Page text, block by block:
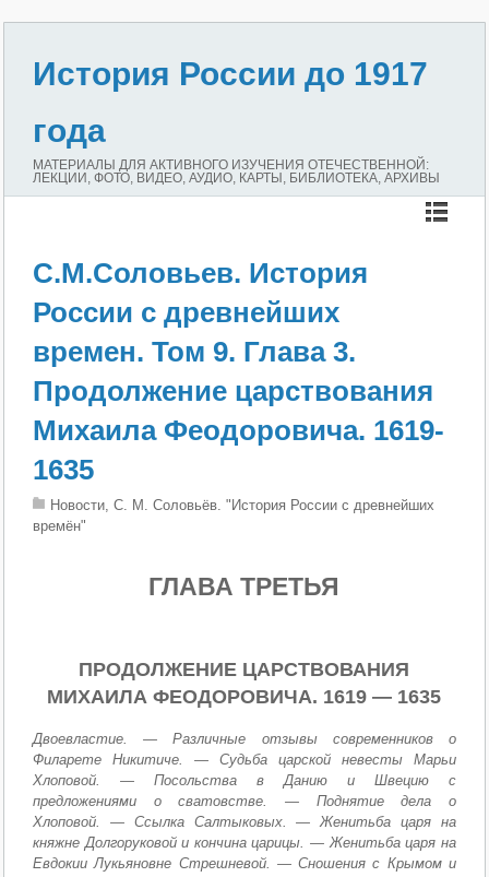
История России до 1917
года
МАТЕРИАЛЫ ДЛЯ АКТИВНОГО ИЗУЧЕНИЯ ОТЕЧЕСТВЕННОЙ:
ЛЕКЦИИ, ФОТО, ВИДЕО, АУДИО, КАРТЫ, БИБЛИОТЕКА, АРХИВЫ
С.М.Соловьев. История
России с древнейших
времен. Том 9. Глава 3.
Продолжение царствования
Михаила Феодоровича. 1619-
1635
Новости, С. М. Соловьёв. "История России с древнейших
времён"
ГЛАВА ТРЕТЬЯ
ПРОДОЛЖЕНИЕ ЦАРСТВОВАНИЯ
МИХАИЛА ФЕОДОРОВИЧА. 1619 — 1635
Двоевластие. — Различные отзывы современников о
Филарете Никитиче. — Судьба царской невесты Марьи
Хлоповой. — Посольства в Данию и Швецию с
предложениями о сватовстве. — Поднятие дела о
Хлоповой. — Ссылка Салтыковых. — Женитьба царя на
княжне Долгоруковой и кончина царицы. — Женитьба царя на
Евдокии Лукьяновне Стрешневой. — Сношения с Крымом и